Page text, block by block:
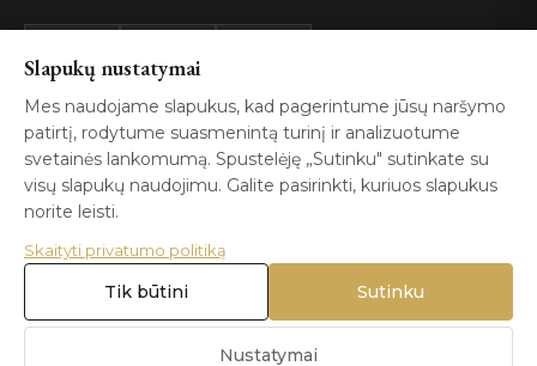
GIA
Certified
ISO 9001
© 2026 Blizga.lt. Visos teisės saugomos. |
Slapukų nustatymai
Mes naudojame slapukus, kad pagerintume jūsų naršymo
patirtį, rodytume suasmenintą turinį ir analizuotume
svetainės lankomumą. Spustelėję „Sutinku" sutinkate su
visų slapukų naudojimu. Galite pasirinkti, kuriuos slapukus
norite leisti.
Skaityti privatumo politiką
Nustatymai
Tik būtini Sutinku